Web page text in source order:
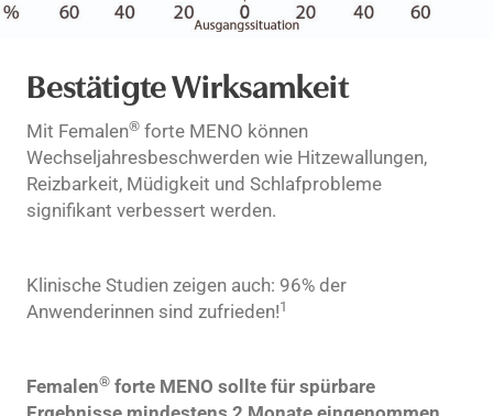
Bestätigte Wirksamkeit
Mit Femalen® forte MENO können
Wechseljahresbeschwerden wie Hitzewallungen,
Reizbarkeit, Müdigkeit und Schlafprobleme
signifikant verbessert werden.
Klinische Studien zeigen auch: 96% der
Anwenderinnen sind zufrieden!1
Femalen® forte MENO sollte für spürbare